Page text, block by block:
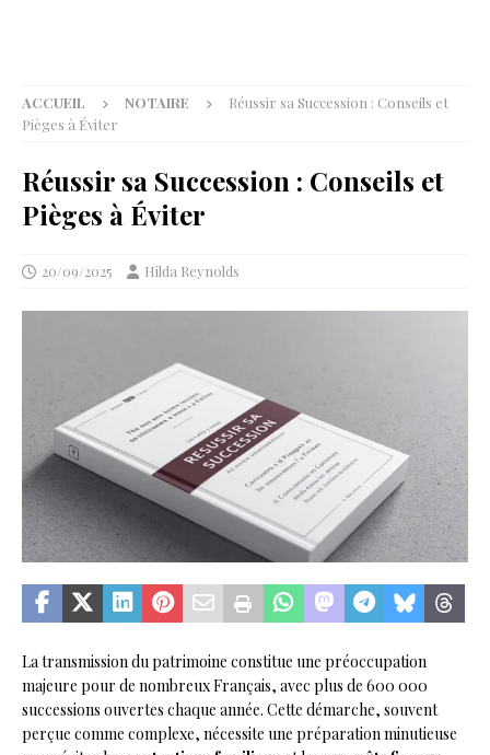
ACCUEIL NOTAIRE
Réussir sa Succession : Conseils et
Pièges à Éviter
Réussir sa Succession : Conseils et
Pièges à Éviter
20/09/2025 Hilda Reynolds
La transmission du patrimoine constitue une préoccupation
majeure pour de nombreux Français, avec plus de 600 000
successions ouvertes chaque année. Cette démarche, souvent
perçue comme complexe, nécessite une préparation minutieuse